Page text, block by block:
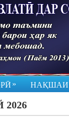
»